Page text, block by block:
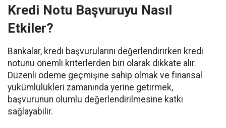
Kredi Notu Başvuruyu Nasıl
Etkiler?
Bankalar, kredi başvurularını değerlendirirken kredi
notunu önemli kriterlerden biri olarak dikkate alır.
Düzenli ödeme geçmişine sahip olmak ve finansal
yükümlülükleri zamanında yerine getirmek,
başvurunun olumlu değerlendirilmesine katkı
sağlayabilir.